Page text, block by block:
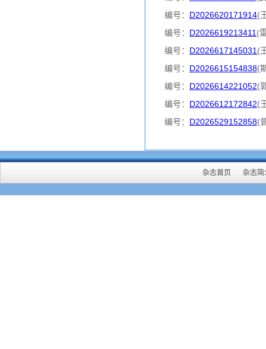
编号： D2026620171914(
编号： D2026619213411 (
编号： D2026617145031 (
编号： D2026615154838(
编号： D2026614221052(
编号： D2026612172842(
编号： D2026529152858(
杂志首页 杂志简